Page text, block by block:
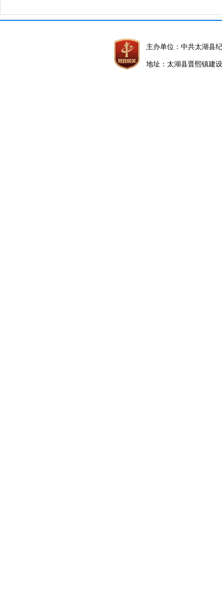
主办单位：中共太湖县
地址：太湖县晋熙镇建